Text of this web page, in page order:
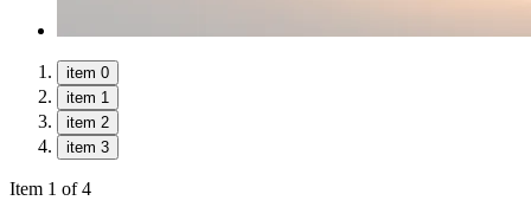
item 0
item 1
item 2
item 3
Item 1 of 4